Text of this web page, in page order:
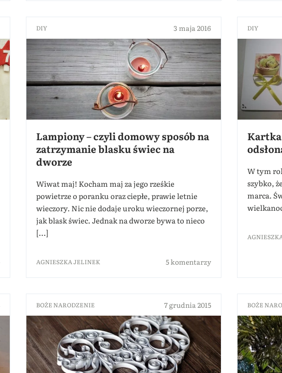
DIY 3 maja 2016
Lampiony – czyli domowy sposób na
zatrzymanie blasku świec na
dworze
Wiwat maj! Kocham maj za jego rześkie
powietrze o poranku oraz ciepłe, prawie letnie
wieczory. Nic nie dodaje uroku wieczornej porze,
jak blask świec. Jednak na dworze bywa to nieco
[...]
AGNIESZKA JELINEK 5 komentarzy
DIY
W tym
szybko,
marca.
BOŻE NARODZENIE 7 grudnia 2015 BOŻE